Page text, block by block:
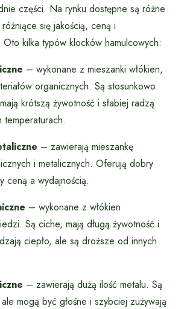
części. Na rynku dostępne są różne
się jakością, ceną i
kilka typów klocków hamulcowych:
– wykonane z mieszanki włókien,
organicznych. Są stosunkowo
krótszą żywotność i słabiej radzą
– zawierają mieszankę
i metalicznych. Oferują dobry
ceną a wydajnością.
– wykonane z włókien
Są ciche, mają długą żywotność i
ciepło, ale są droższe od innych
– zawierają dużą ilość metalu. Są
mogą być głośne i szybciej zużywają